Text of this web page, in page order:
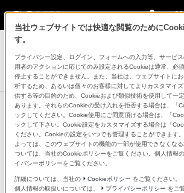
テレビ ブラビア
4K液晶テレビ
X8000Eシリーズ
他の
●：対応 -：該当なし
仕様表
当社ウェブサイトでは快適な閲覧のために
す。
プライバシー設定、ログイン、フォームへの入力等、サービ
用者のアクションに応じてのみ設定されるCookieは通常、必
停止することができません。また、当社は、ウェブサイトに
析するため、あるいは個々のお客様に対してよりカスタマイ
供する等の目的のため、Cookieおよび類似技術を使用して一
あります。それらのCookieの受け入れを拒否する場合は、「
ックしてください。Cookie使用にご同意頂ける場合は、「
ックして下さい。Cookie設定をカスタマイズする場合は「
ください。Cookieの設定をいつでも管理することができます
よっては、このウェブサイトの機能の一部が使用できなくな
ついては、当社のCookieポリシーをご覧ください。個人情報
イバシーポリシーをご覧ください。
詳細については、当社の Cookieポリシー をご覧ください。
個人情報の取扱いについては、
プライバシーポリシー をご